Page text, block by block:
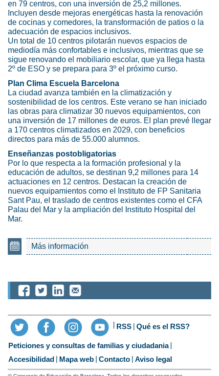
en 79 centros, con una inversión de 25,2 millones.
Incluyen desde mejoras energéticas hasta la renovación
de cocinas y comedores, la transformación de patios o la
adecuación de espacios inclusivos.
Un total de 10 centros pilotarán nuevos espacios de
mediodía más confortables e inclusivos, mientras que se
sigue renovando el mobiliario escolar, que ya llega hasta
2º de ESO y se prepara para 3º el próximo curso.
Plan Clima Escuela Barcelona
La ciudad avanza también en la climatización y
sostenibilidad de los centros. Este verano se han iniciado
las obras para climatizar 30 nuevos equipamientos, con
una inversión de 17 millones de euros. El plan prevé llegar
a 170 centros climatizados en 2029, con beneficios
directos para más de 55.000 alumnos.
Enseñanzas postobligatorias
Por lo que respecta a la formación profesional y la
educación de adultos, se destinan 9,2 millones para 14
actuaciones en 12 centros. Destacan la creación de
nuevos equipamientos como el Instituto de FP Sanitaria
Sant Pau, el traslado de centros existentes como el CFA
Palau del Mar y la ampliación del Instituto Hospital del
Mar.
Más información
RSS Qué es el RSS?
Peticiones y consultas de familias y ciudadania
Accesibilidad
Mapa web Contacto Aviso legal